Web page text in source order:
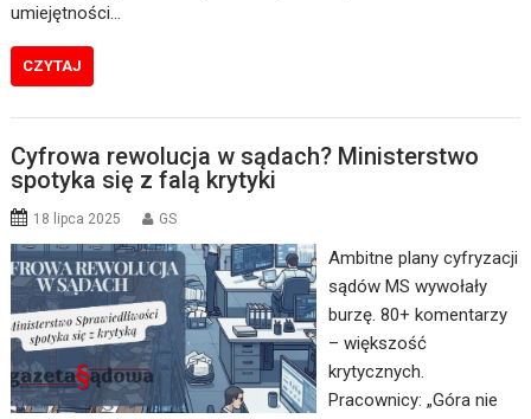
umiejętności…
CZYTAJ
Cyfrowa rewolucja w sądach? Ministerstwo
spotyka się z falą krytyki
18 lipca 2025 GS
Ambitne plany cyfryzacji
sądów MS wywołały
burzę. 80+ komentarzy
– większość
krytycznych.
Pracownicy: „Góra nie